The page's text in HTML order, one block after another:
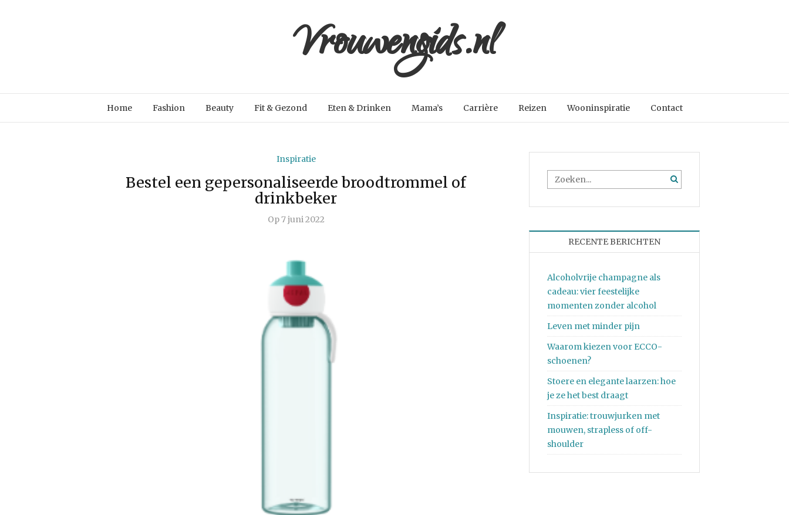
Vrouwengids.nl
Home Fashion Beauty Fit & Gezond Eten & Drinken Mama’s Carrière Reizen Wooninspiratie Contact
Inspiratie
Bestel een gepersonaliseerde broodtrommel of
drinkbeker
Op7 juni 2022
RECENTE BERICHTEN
Alcoholvrije champagne als
cadeau: vier feestelijke
momenten zonder alcohol
Leven met minder pijn
Waarom kiezen voor ECCO-
schoenen?
Stoere en elegante laarzen: hoe
je ze het best draagt
Inspiratie: trouwjurken met
mouwen, strapless of off-
shoulder